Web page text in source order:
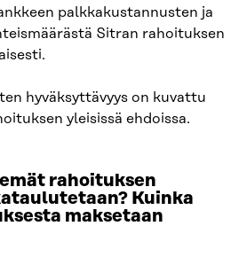
palkkakustannusten ja
Sitran rahoituksen
hyväksyttävyys on kuvattu
yleisissä ehdoissa.
rahoituksen
Kuinka
maksetaan